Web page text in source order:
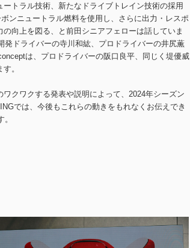
トラル技術、新たなドライブトレイン技術の採用
ンニュートラル燃料を使用し、さらに出力・レスポ
向上を図る、と前田シニアフェローは話していま
ドライバーの寺川和紘、プロドライバーの井尻薫
は、プロドライバーの阪口良平、同じく堤優威
。
クワクする発表や説明によって、2024年シーズン
では、今後もこれらの動きをもれなくお伝えでき